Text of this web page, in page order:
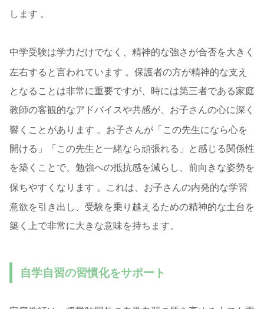
します 。
中学受験は学力だけでなく、精神的な強さが合否を大きく
左右すると言われています 。保護者の方が精神的な支え
となることは非常に重要ですが、時には第三者である家庭
教師の客観的なアドバイスや共感が、お子さんの心に深く
響くことがあります 。お子さんが「この先生になら心を
開ける」「この先生と一緒なら頑張れる」と感じる関係性
を築くことで、勉強への抵抗感を減らし、前向きな姿勢を
保ちやすくなります 。これは、お子さんの内発的な学習
意欲を引き出し、受験を乗り越えるための精神的な土台を
築く上で非常に大きな意味を持ちます。
自学自習の習慣化をサポート